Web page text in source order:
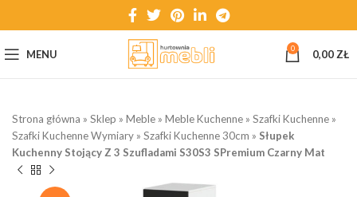
MENU 0 0,00 ZŁ
Strona główna » Sklep » Meble » Meble Kuchenne » Szafki Kuchenne »
Szafki Kuchenne Wymiary » Szafki Kuchenne 30cm » Słupek
Kuchenny Stojący Z 3 Szufladami S30S3 SPremium Czarny Mat